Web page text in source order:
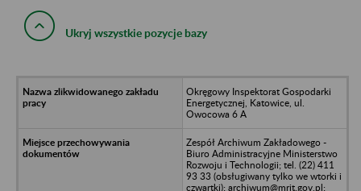
Ukryj wszystkie pozycje bazy
Okręgowy Inspektorat Gospodarki
Energetycznej, Katowice, ul.
Owocowa 6 A
Zespół Archiwum Zakładowego -
Biuro Administracyjne Ministerstwo
Rozwoju i Technologii; tel. (22) 411
93 33 (obsługiwany tylko we wtorki i
czwartki); archiwum@mrit.gov.pl;